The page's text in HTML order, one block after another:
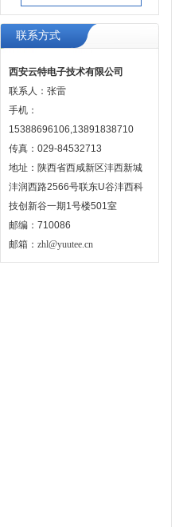
联系方式
西安云特电子技术有限公司
联系人：张雷
手机：
15388696106,13891838710
传真：029-84532713
地址：陕西省西咸新区沣西新城
沣润西路2566号联东U谷沣西科
技创新谷一期1号楼501室
邮编：710086
邮箱： zhl@yuutee.cn